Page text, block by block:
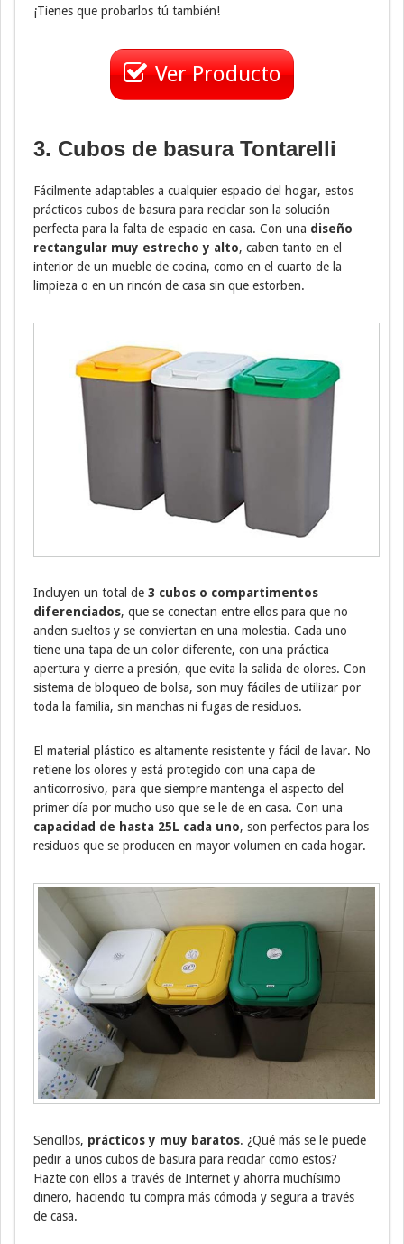
¡Tienes que probarlos tú también!
Ver Producto
3. Cubos de basura Tontarelli
Fácilmente adaptables a cualquier espacio del hogar, estos
prácticos cubos de basura para reciclar son la solución
perfecta para la falta de espacio en casa. Con una diseño
rectangular muy estrecho y alto, caben tanto en el
interior de un mueble de cocina, como en el cuarto de la
limpieza o en un rincón de casa sin que estorben.
Incluyen un total de 3 cubos o compartimentos
diferenciados, que se conectan entre ellos para que no
anden sueltos y se conviertan en una molestia. Cada uno
tiene una tapa de un color diferente, con una práctica
apertura y cierre a presión, que evita la salida de olores. Con
sistema de bloqueo de bolsa, son muy fáciles de utilizar por
toda la familia, sin manchas ni fugas de residuos.
El material plástico es altamente resistente y fácil de lavar. No
retiene los olores y está protegido con una capa de
anticorrosivo, para que siempre mantenga el aspecto del
primer día por mucho uso que se le de en casa. Con una
capacidad de hasta 25L cada uno, son perfectos para los
residuos que se producen en mayor volumen en cada hogar.
Sencillos, prácticos y muy baratos. ¿Qué más se le puede
pedir a unos cubos de basura para reciclar como estos?
Hazte con ellos a través de Internet y ahorra muchísimo
dinero, haciendo tu compra más cómoda y segura a través
de casa.